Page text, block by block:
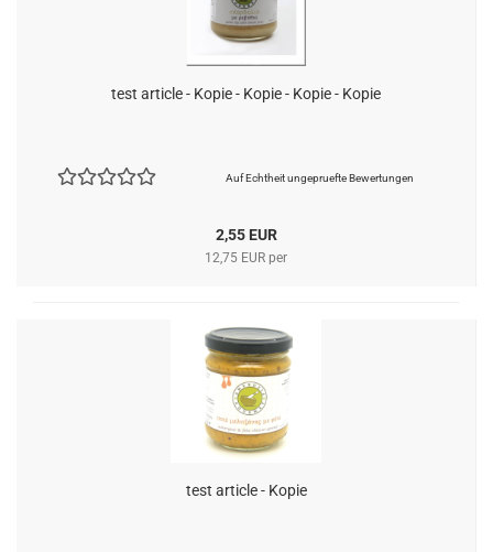
test article - Kopie - Kopie - Kopie - Kopie
Auf Echtheit ungepruefte Bewertungen
2,55 EUR
12,75 EUR per
test article - Kopie